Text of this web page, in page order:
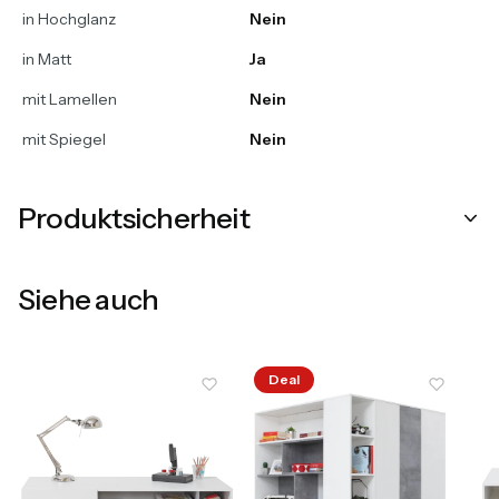
in Hochglanz
Nein
in Matt
Ja
mit Lamellen
Nein
mit Spiegel
Nein
Produktsicherheit
Siehe auch
Deal